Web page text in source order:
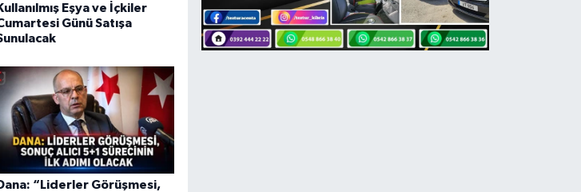
Eşya ve İçkiler
Günü Satışa
“Liderler Görüşmesi,